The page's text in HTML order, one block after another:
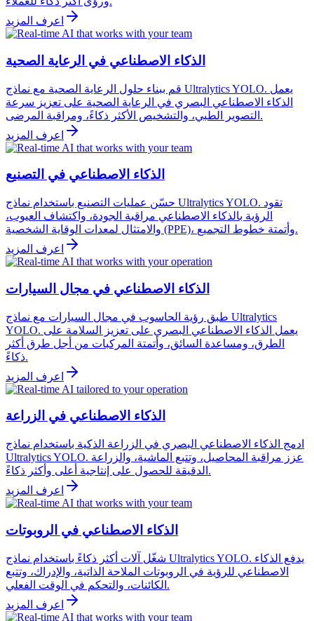
اعرف المزيد
الذكاء الاصطناعي في الرعاية الصحية
قم ببناء حلول الرعاية الصحية مع نماذج Ultralytics YOLO. يعمل
الذكاء الاصطناعي البصري في الرعاية الصحية على تعزيز سرعة
التصوير الطبي، والتشخيص الأكثر ذكاءً، ومراقبة المرضى.
اعرف المزيد
الذكاء الاصطناعي في التصنيع
حسّن عمليات التصنيع باستخدام نماذج Ultralytics YOLO. تقود
الرؤية بالذكاء الاصطناعي مراقبة الجودة، واكتشاف العيوب،
والامتثال لمعدات الوقاية الشخصية (PPE)، وأتمتة خطوط التجميع.
اعرف المزيد
الذكاء الاصطناعي في مجال السيارات
طبق رؤية الحاسوب في مجال السيارات مع نماذج Ultralytics
YOLO. يعمل الذكاء الاصطناعي البصري على تعزيز السلامة على
الطرق، ومساعدة السائق، وأتمتة المركبات من أجل طرق أكثر
ذكاءً.
اعرف المزيد
الذكاء الاصطناعي في الزراعة
ادمج الذكاء الاصطناعي البصري في الزراعة الذكية باستخدام نماذج
Ultralytics YOLO. عزز مراقبة المحاصيل، وتتبع الماشية، والزراعة
الدقيقة للحصول على إنتاجية أعلى وأكثر ذكاءً.
اعرف المزيد
الذكاء الاصطناعي في الروبوتات
شغّل آلات أكثر ذكاءً باستخدام نماذج Ultralytics YOLO. يدفع الذكاء
الاصطناعي للرؤية في الروبوتات الملاحة الذاتية، والإدراك، وتتبع
الكائنات، والتحكم في الوقت الفعلي.
اعرف المزيد